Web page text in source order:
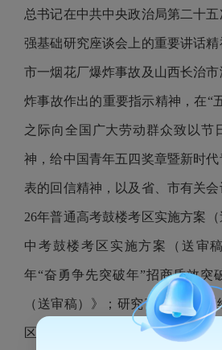
总书记在中共中央政治局第二十
强基础研究座谈会上的重要讲话
市一烟花厂爆炸事故及山西长治
炸事故作出的重要指示精神，在“
之际向全国广大劳动群众致以节
神，给中国青年五四奖章暨新时
表的回信精神，以及省、市有关
26年普通高考鼓楼考区实施方案
中考鼓楼考区实施方案（送审
年“奋勇争先突破年”招商质效突
（送审稿）》；研究了5月份全
区第四届星级商务楼宇等事宜。